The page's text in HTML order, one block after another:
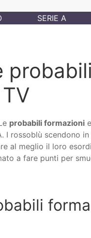
SERIE A
probabili formazioni
rossoblù scendono
al meglio il loro
a fare punti per